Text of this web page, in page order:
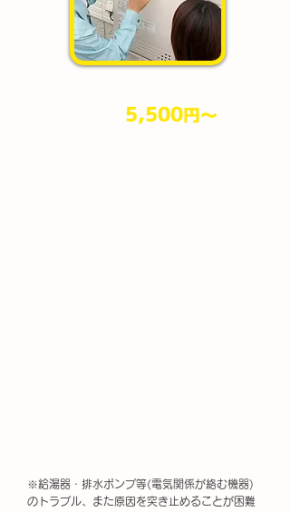
5,500円​～（税込）
※給湯器・排水ポンプ等(電気関係が絡む機器)
のトラブル、また原因を突き止めることが困難